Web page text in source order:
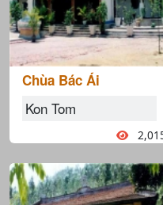
Chùa Bác Ái
Kon Tom